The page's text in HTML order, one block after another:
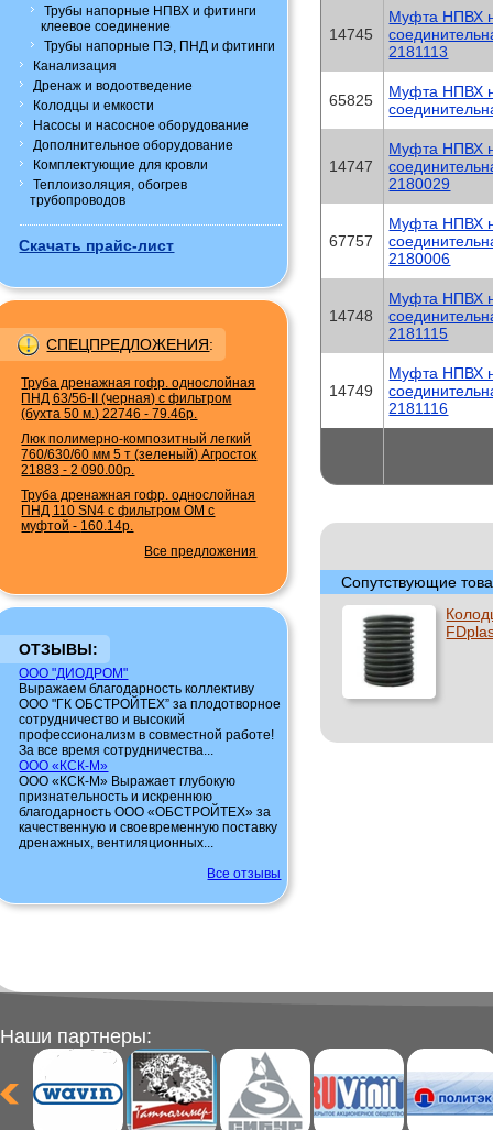
Трубы напорные НПВХ и фитинги
клеевое соединение
Трубы напорные ПЭ, ПНД и фитинги
Канализация
Дренаж и водоотведение
Колодцы и емкости
Насосы и насосное оборудование
Дополнительное оборудование
Комплектующие для кровли
Теплоизоляция, обогрев
трубопроводов
Скачать прайс-лист
СПЕЦПРЕДЛОЖЕНИЯ:
Труба дренажная гофр. однослойная
ПНД 63/56-II (черная) с фильтром
(бухта 50 м.) 22746 -79.46р.
Люк полимерно-композитный легкий
760/630/60 мм 5 т (зеленый) Агросток
21883 -2 090.00р.
Труба дренажная гофр. однослойная
ПНД 110 SN4 с фильтром ОМ с
муфтой - 160.14р.
Все предложения
ОТЗЫВЫ:
ООО "ДИОДРОМ"
Выражаем благодарность коллективу
ООО "ГК ОБСТРОЙТЕХ” за плодотворное
сотрудничество и высокий
профессионализм в совместной работе!
За все время сотрудничества...
ООО «КСК-М»
ООО «КСК-М» Выражает глубокую
признательность и искреннюю
благодарность ООО «ОБСТРОЙТЕХ» за
качественную и своевременную поставку
дренажных, вентиляционных...
Все отзывы
14745
Муфта НПВХ
2181113
65825
Муфта НПВХ
14747
Муфта НПВХ
2180029
67757
Муфта НПВХ
2180006
14748
Муфта НПВХ
2181115
14749
Муфта НПВХ
2181116
Сопутствующие
Наши партнеры: